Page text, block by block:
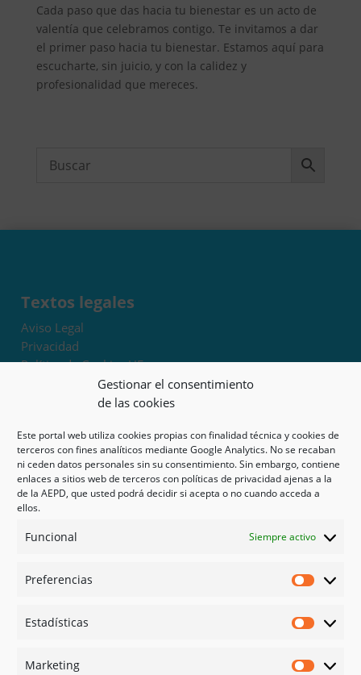
Gestionar el consentimiento
de las cookies
Este portal web utiliza cookies propias con finalidad técnica y cookies de
terceros con fines analíticos mediante Google Analytics. No se recaban
ni ceden datos personales sin su consentimiento. Sin embargo, contiene
enlaces a sitios web de terceros con políticas de privacidad ajenas a la
de la AEPD, que usted podrá decidir si acepta o no cuando acceda a
ellos.
Funcional Siempre activo
Preferencias
Estadísticas
Marketing
Cada paso que das hacia tu bienestar es un acto de
valentía que celebramos contigo. Te invitamos a dar
el primer paso hacia tu bienestar. Estamos aquí para
escucharte, sin juicio, y con la calidez y
profesionalidad que mereces.
Textos legales
Aviso Legal
Privacidad
Política de Cookies UE
Términos y condiciones
Exoneración de responsabilidad
Mapa del sitio
Mi cuenta
Tienda
Psicología en Murcia
Guías
Redes sociales
Instagram
Linked in